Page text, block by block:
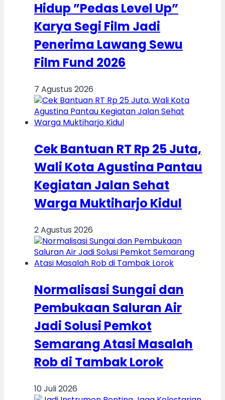
Hidup ”Pedas Level Up”
Karya Segi Film Jadi
Penerima Lawang Sewu
Film Fund 2026
7 Agustus 2026
Cek Bantuan RT Rp 25 Juta,
Wali Kota Agustina Pantau
Kegiatan Jalan Sehat
Warga Muktiharjo Kidul
2 Agustus 2026
Normalisasi Sungai dan
Pembukaan Saluran Air
Jadi Solusi Pemkot
Semarang Atasi Masalah
Rob di Tambak Lorok
10 Juli 2026